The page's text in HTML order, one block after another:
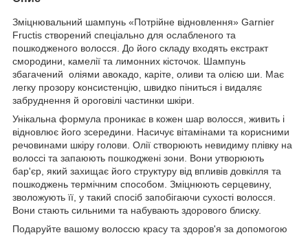
Зміцнювальний шампунь «Потрійне відновлення» Garnier
Fructis створений спеціально для ослабленого та
пошкодженого волосся. До його складу входять екстракт
смородини, камелії та лимонних кісточок. Шампунь
збагачений оліями авокадо, каріте, оливи та олією ши. Має
легку прозору консистенцію, швидко піниться і видаляє
забруднення й ороговілі частинки шкіри.
Унікальна формула проникає в кожен шар волосся, живить і
відновлює його зсередини. Насичує вітамінами та корисними
речовинами шкіру голови. Олії створюють невидиму плівку на
волоссі та запаюють пошкоджені зони. Вони утворюють
бар'єр, який захищає його структуру від впливів довкілля та
пошкоджень термічним способом. Зміцнюють серцевину,
зволожують її, у такий спосіб запобігаючи сухості волосся.
Вони стають сильними та набувають здорового блиску.
Подаруйте вашому волоссю красу та здоров'я за допомогою